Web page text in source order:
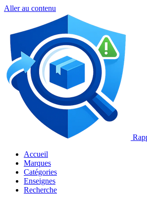
Aller au contenu
Accueil
Marques
Catégories
Enseignes
Recherche